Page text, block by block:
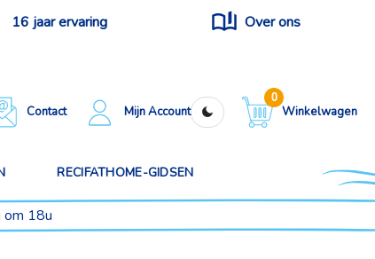
16 jaar ervaring Over ons
Contact Mijn Account
0
Winkelwagen
RECIFATHOME-GIDSEN
om 18u